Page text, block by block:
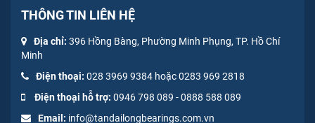
THÔNG TIN LIÊN HỆ
Địa chỉ: 396 Hồng Bàng, Phường Minh Phụng, TP. Hồ Chí
Minh
Điện thoại: 028 3969 9384 hoặc 0283 969 2818
Điện thoại hỗ trợ: 0946 798 089 -0888 588 089
Email: info@tandailongbearings.com.vn